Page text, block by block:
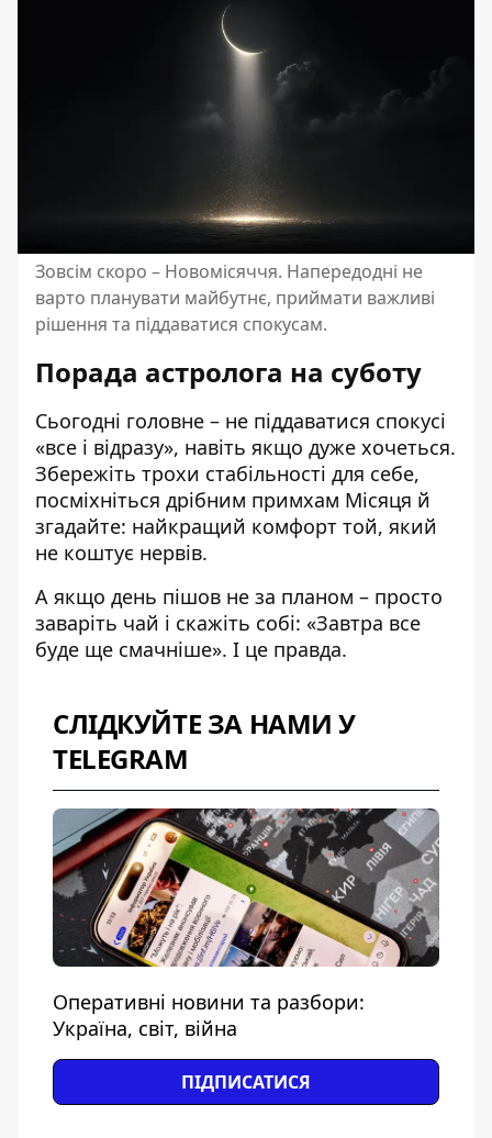
Зовсім скоро – Новомісяччя. Напередодні не
варто планувати майбутнє, приймати важливі
рішення та піддаватися спокусам.
Порада астролога на суботу
Сьогодні головне – не піддаватися спокусі
«все і відразу», навіть якщо дуже хочеться.
Збережіть трохи стабільності для себе,
посміхніться дрібним примхам Місяця й
згадайте: найкращий комфорт той, який
не коштує нервів.
А якщо день пішов не за планом – просто
заваріть чай і скажіть собі: «Завтра все
буде ще смачніше». І це правда.
СЛІДКУЙТЕ ЗА НАМИ У
TELEGRAM
Оперативні новини та разбори:
Україна, світ, війна
ПІДПИСАТИСЯ